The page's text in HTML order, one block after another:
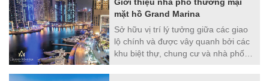
mặt hồ Grand Marina
Sở hữu vị trí lý tưởng giữa các giao
lộ chính và được vây quanh bởi các
khu biệt thự, chung cư và nhà phố